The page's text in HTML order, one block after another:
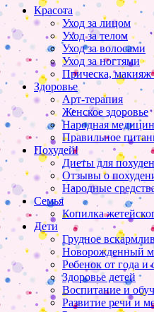
Красота
Уход за лицом
Уход за телом
Уход за волосами
Уход за ногтями
Прическа, макияж
Здоровье
Арт-терапия
Женское здоровье
Народная
Правильное
Похудей!
Диеты для
Отзывы о
Народные
Семья
Копилка
Дети
Грудное
Новорожденный
Ребенок от года и
Здоровье детей
Воспитание и
Развитие речи и